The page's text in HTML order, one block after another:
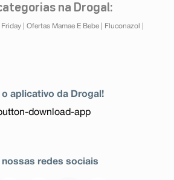
na Drogal:
Friday| Ofertas Mamae E Bebe| Fluconazol
o aplicativo da Drogal!
nossas redes sociais